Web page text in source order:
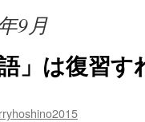
9月
」は復習